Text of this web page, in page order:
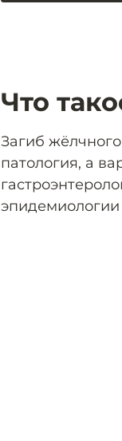
Что
Загиб
патология, а